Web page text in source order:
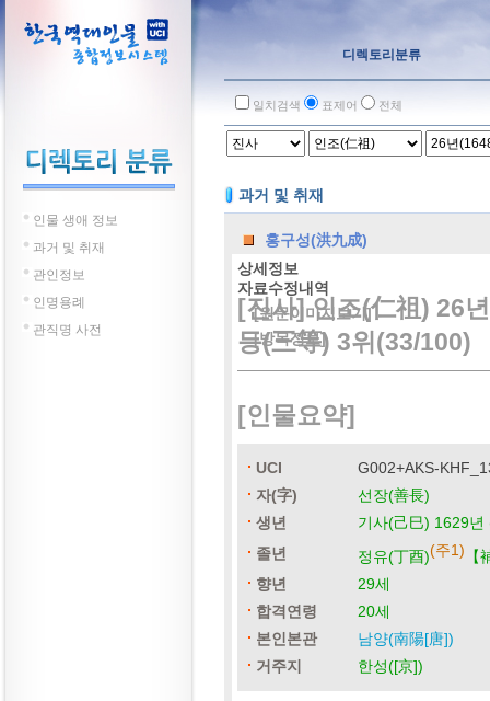
인물 생애 정보
과거 및 취재
관인정보
인명용례
관직명 사전
디렉토리분류
일치검색 표제어 전체
과거 및 취재
홍구성(洪九成)
상세정보
자료수정내역
[원문이미지보기]
[방목정보]
[진사] 인조(仁祖) 26
등(三等) 3위(33/100)
[인물요약]
UCI
G002+AKS-
자(字)
선장(善長)
생년
기사(己巳) 1629년
졸년
정유(丁酉)(주1)
향년
29세
합격연령
20세
본인본관
남양(南陽[唐])
거주지
한성([京])